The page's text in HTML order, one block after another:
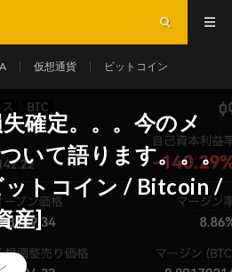
仮想通貨 ビットコイン
確定。。。今のメ
いて語ります。。。
ットコイン / Bitcoin /
産]